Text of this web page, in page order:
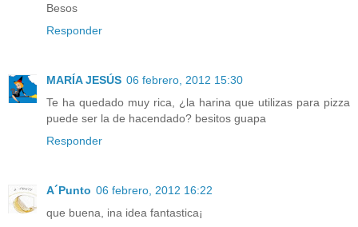
Besos
Responder
MARÍA JESÚS 06 febrero, 2012 15:30
Te ha quedado muy rica, ¿la harina que utilizas para pizza
puede ser la de hacendado? besitos guapa
Responder
A´Punto 06 febrero, 2012 16:22
que buena, ina idea fantastica¡